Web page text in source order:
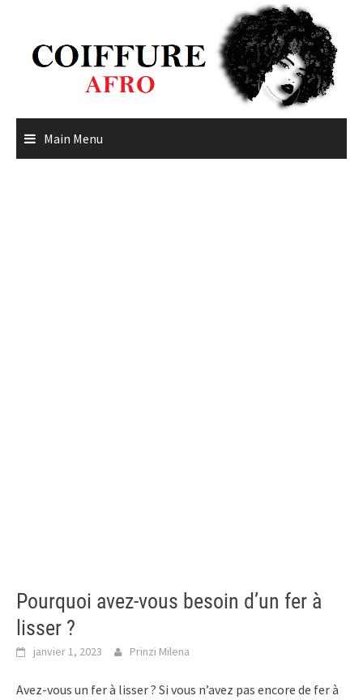
content
Main Menu
Pourquoi avez-vous besoin d’un fer à
lisser ?
janvier 1, 2023 Prinzi Milena
Avez-vous un fer à lisser ? Si vous n’avez pas encore de fer à